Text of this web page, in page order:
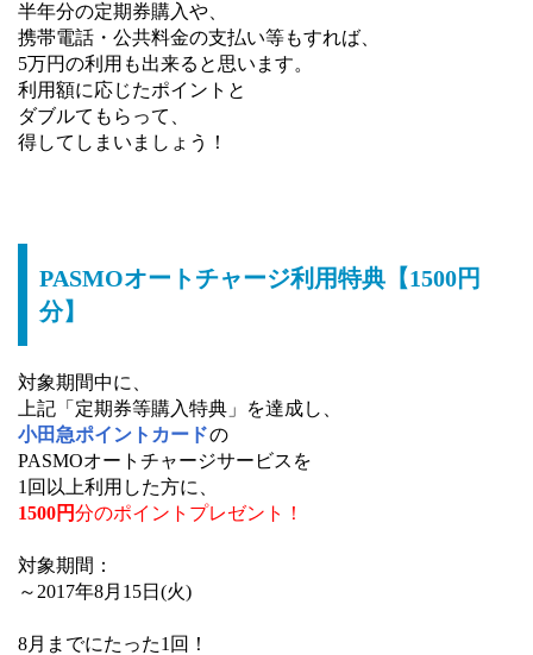
半年分の定期券購入や、
携帯電話・公共料金の支払い等もすれば、
5万円の利用も出来ると思います。
利用額に応じたポイントと
ダブルてもらって、
得してしまいましょう！
PASMOオートチャージ利用特典【1500円
分】
対象期間中に、
上記「定期券等購入特典」を達成し、
小田急ポイントカードの
PASMOオートチャージサービスを
1回以上利用した方に、
1500円分のポイントプレゼント！
対象期間：
～2017年8月15日(火)
8月までにたった1回！